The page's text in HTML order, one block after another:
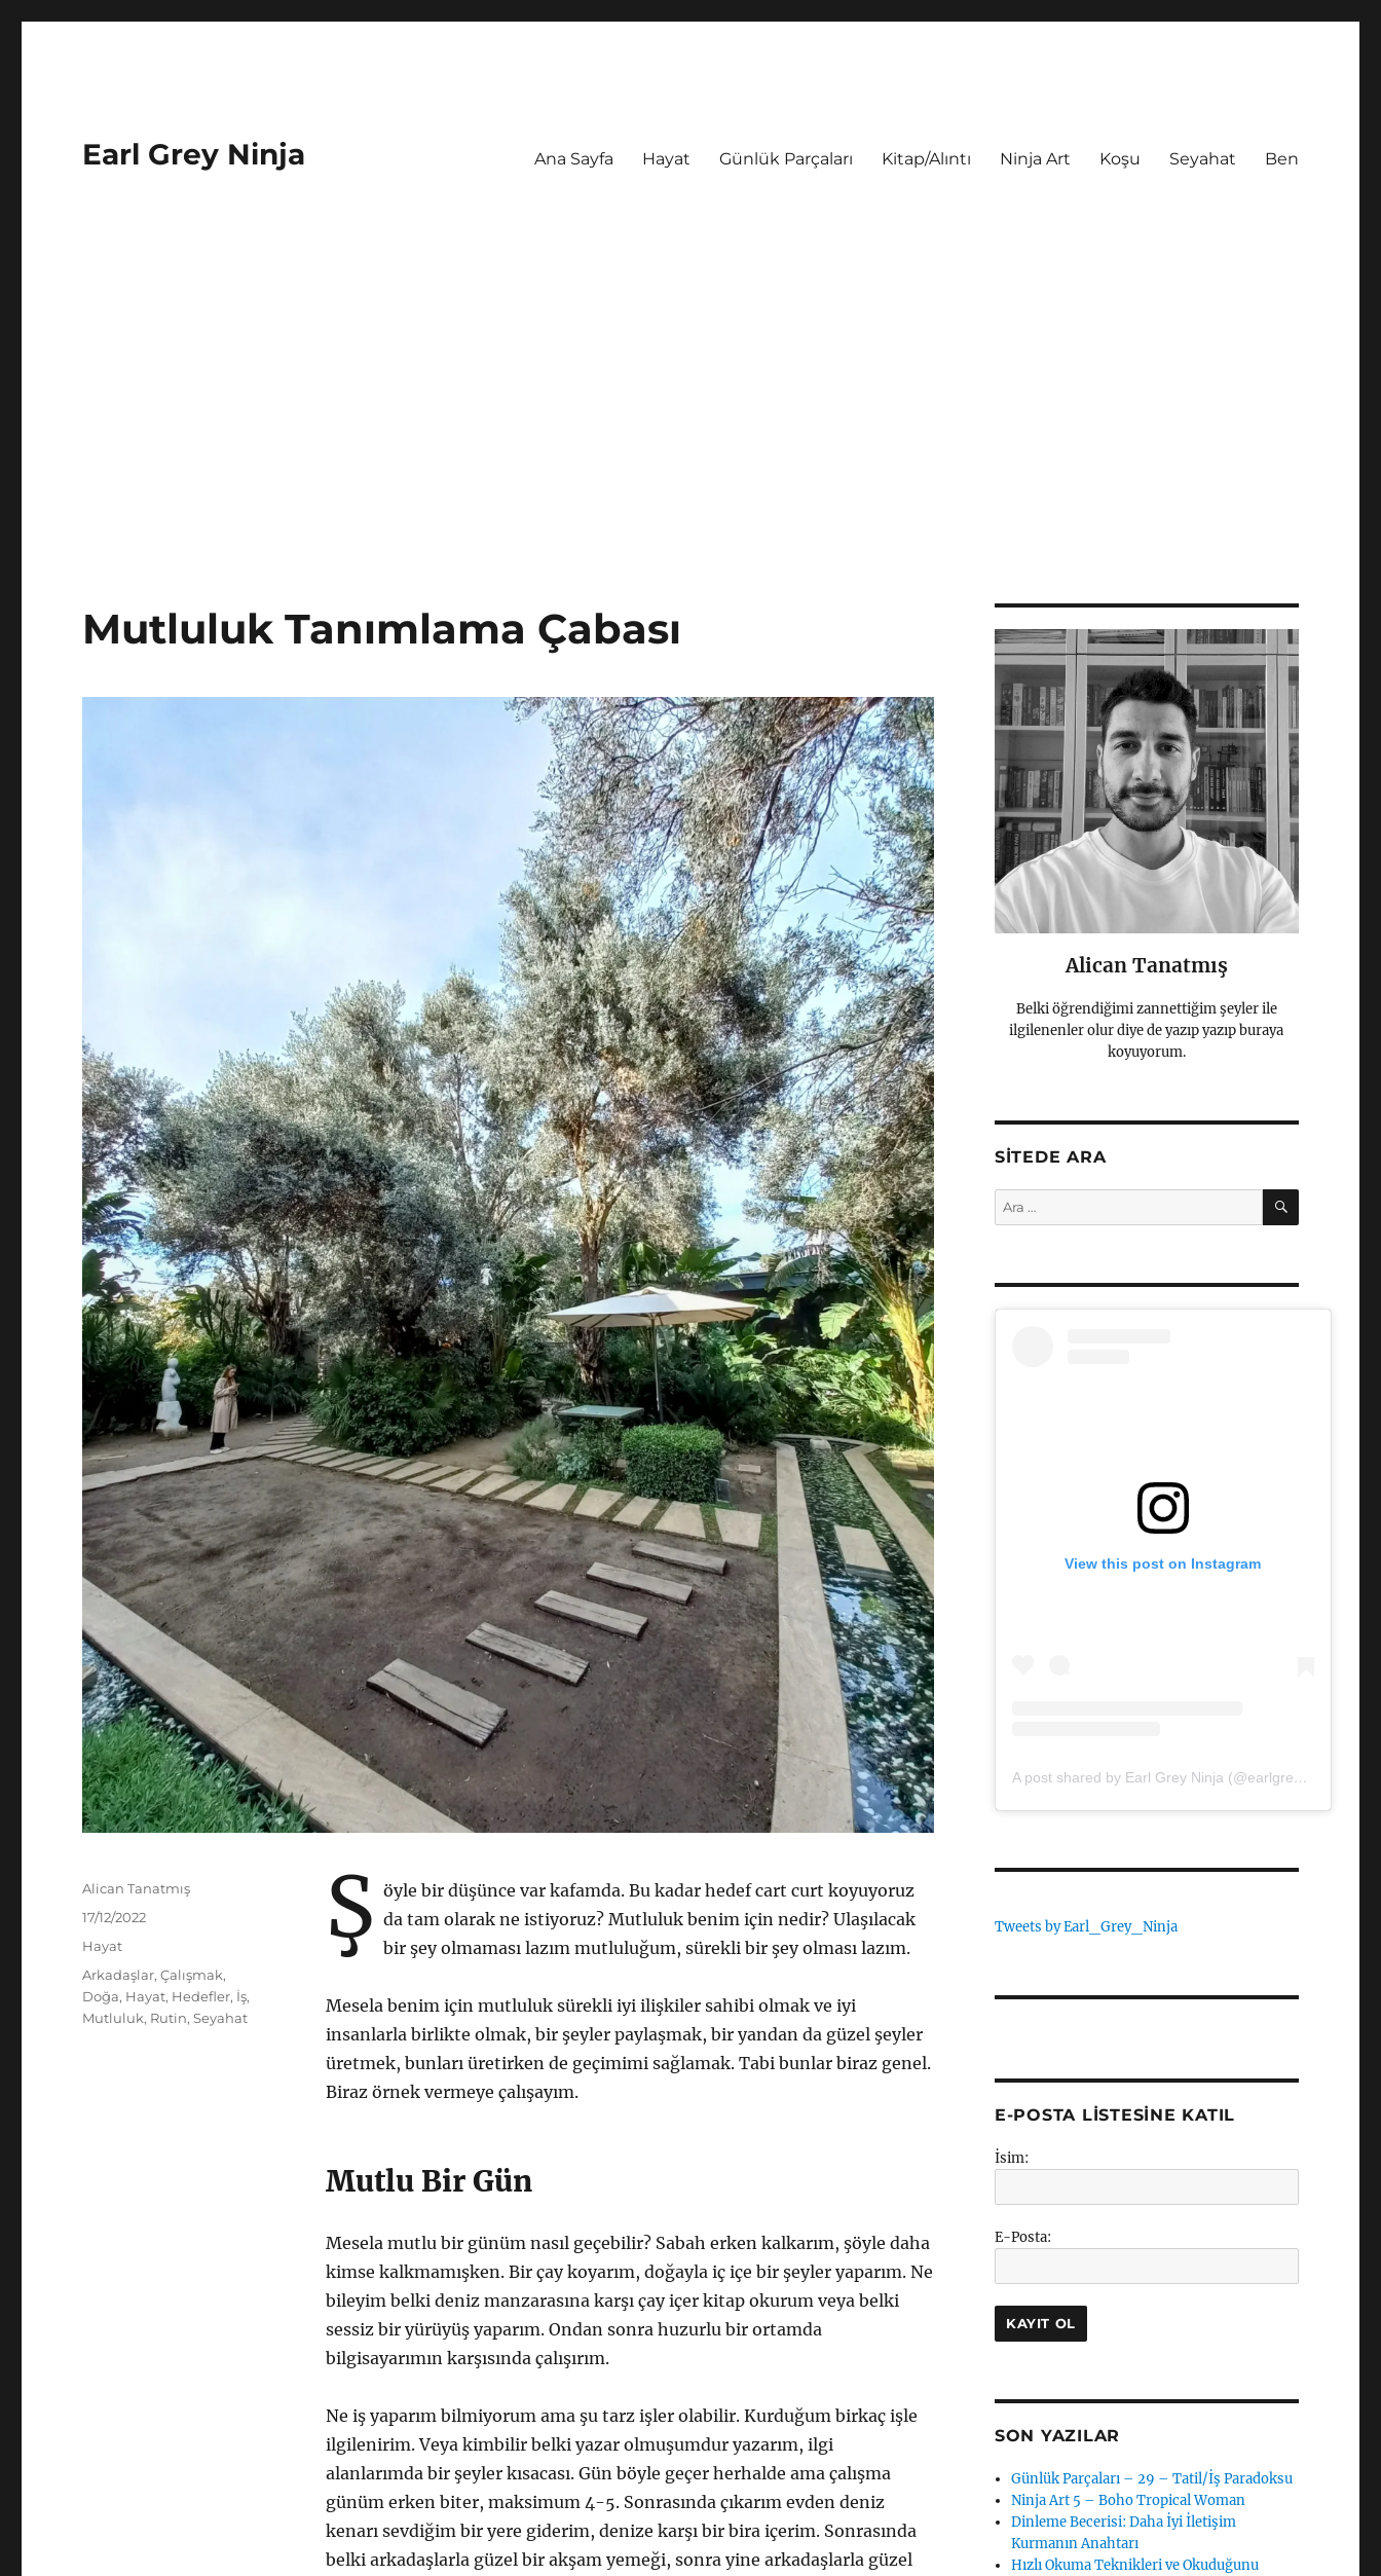
Earl Grey Ninja Ana Sayfa Hayat Günlük Parçaları Kitap/Alıntı Ninja Art Koşu Seyahat Ben
Mutluluk Tanımlama Çabası
Ş öyle bir düşünce var kafamda. Bu kadar hedef cart curt koyuyoruz
da tam olarak ne istiyoruz? Mutluluk benim için nedir? Ulaşılacak
bir şey olmaması lazım mutluluğum, sürekli bir şey olması lazım.
Mesela benim için mutluluk sürekli iyi ilişkiler sahibi olmak ve iyi
insanlarla birlikte olmak, bir şeyler paylaşmak, bir yandan da güzel şeyler
üretmek, bunları üretirken de geçimimi sağlamak. Tabi bunlar biraz genel.
Biraz örnek vermeye çalışayım.
Mutlu Bir Gün
Mesela mutlu bir günüm nasıl geçebilir? Sabah erken kalkarım, şöyle daha
kimse kalkmamışken. Bir çay koyarım, doğayla iç içe bir şeyler yaparım. Ne
bileyim belki deniz manzarasına karşı çay içer kitap okurum veya belki
sessiz bir yürüyüş yaparım. Ondan sonra huzurlu bir ortamda
bilgisayarımın karşısında çalışırım.
Ne iş yaparım bilmiyorum ama şu tarz işler olabilir. Kurduğum birkaç işle
ilgilenirim. Veya kimbilir belki yazar olmuşumdur yazarım, ilgi
alanlarımda bir şeyler kısacası. Gün böyle geçer herhalde ama çalışma
günüm erken biter, maksimum 4-5. Sonrasında çıkarım evden deniz
kenarı sevdiğim bir yere giderim, denize karşı bir bira içerim. Sonrasında
belki arkadaşlarla güzel bir akşam yemeği, sonra yine arkadaşlarla güzel
Yazar
Alican Tanatmış
Yayın
17/12/2022
Kategoriler
Hayat
Etiketler
Arkadaşlar,Çalışmak,
Doğa, Hayat, Hedefler, İş,
Mutluluk, Rutin,Seyahat
Alican Tanatmış
Belki öğrendiğimi zannettiğim şeyler ile
ilgilenenler olur diye de yazıp yazıp buraya
koyuyorum.
SITEDE ARA
Ara: ARA
View this post on Instagram
A post shared by Earl Grey Ninja (@earlgreyninja)
Tweets by Earl_Grey_Ninja
E-POSTA LISTESINE KATIL
İsim:
E-Posta:
SON YAZILAR
Günlük Parçaları – 29 – Tatil/İş Paradoksu
Ninja Art 5 – Boho Tropical Woman
Dinleme Becerisi: Daha İyi İletişim
Kurmanın Anahtarı
Hızlı Okuma Teknikleri ve Okuduğunu